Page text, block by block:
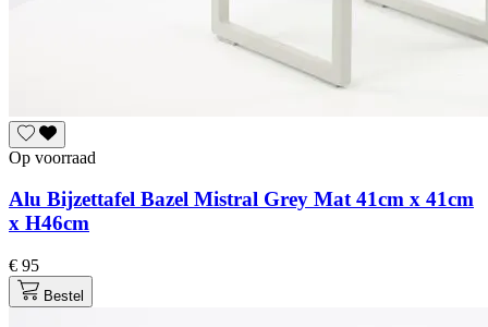
Op voorraad
Alu Bijzettafel Bazel Mistral Grey Mat 41cm x 41cm
x H46cm
€ 95
Bestel